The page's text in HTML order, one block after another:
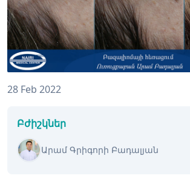
28 Feb 2022
Բժիշկներ
Արամ Գրիգորի Բադալյան